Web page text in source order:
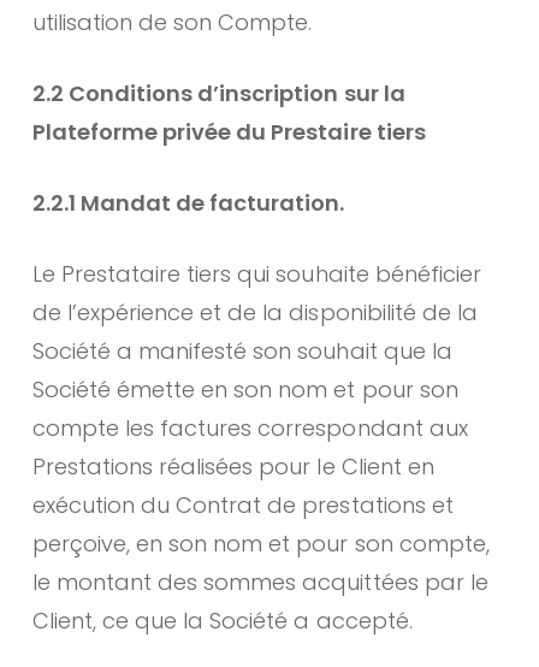
utilisation de son Compte.
2.2 Conditions d’inscription sur la
Plateforme privée du Prestaire tiers
2.2.1 Mandat de facturation.
Le Prestataire tiers qui souhaite bénéficier
de l’expérience et de la disponibilité de la
Société a manifesté son souhait que la
Société émette en son nom et pour son
compte les factures correspondant aux
Prestations réalisées pour le Client en
exécution du Contrat de prestations et
perçoive, en son nom et pour son compte,
le montant des sommes acquittées par le
Client, ce que la Société a accepté.